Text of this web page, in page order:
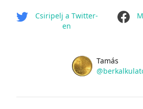
Csiripelj a Twitter-
en
Name
Tamás
Twitter